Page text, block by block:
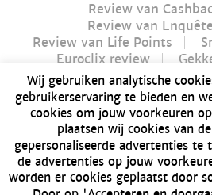
Review van
Review van
Review van Life Points
Euroclix review
iPay review
Nucash
Futurenet review | Is
Geld verdienen
Dé Bitvavo review van 2021
Bonusway review | Is
GFK Panel review | Is GFK
Dé manier om geld te
Wij gebruiken analytische
gebruikerservaring te bieden en
cookies om jouw voorkeuren
plaatsen wij cookies van
gepersonaliseerde advertenties te
de advertenties op jouw
worden er cookies geplaatst door